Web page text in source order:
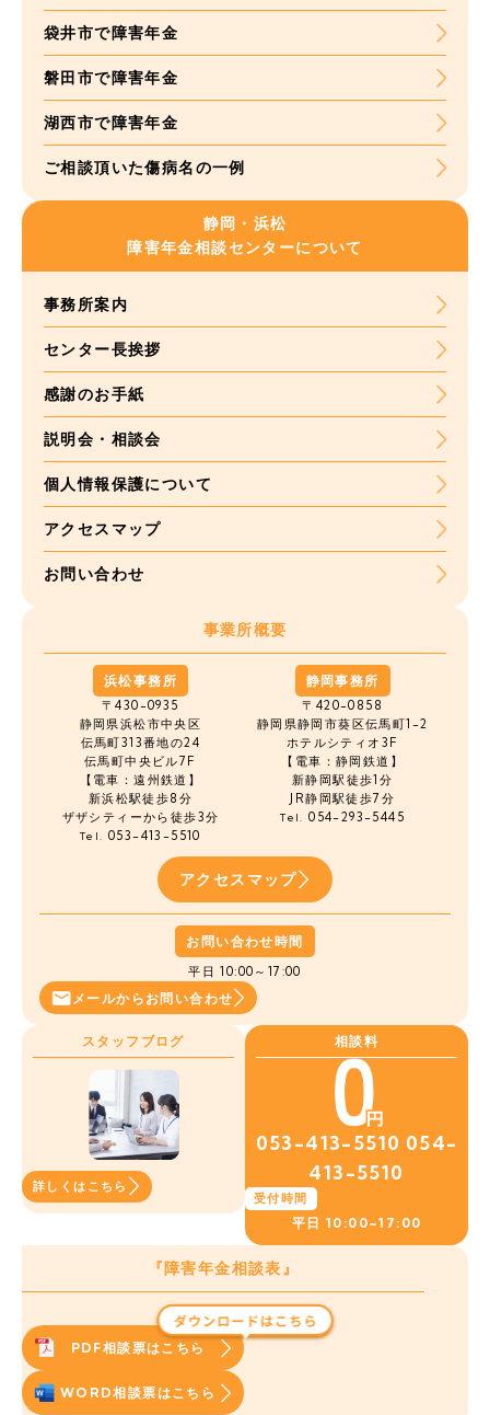
袋井市で障害年金
磐田市で障害年金
湖西市で障害年金
ご相談頂いた傷病名の一例
静岡・浜松
障害年金相談センターについて
事務所案内
センター長挨拶
感謝のお手紙
説明会・相談会
個人情報保護について
アクセスマップ
お問い合わせ
事業所概要
浜松事務所
〒430-0935
静岡県浜松市中央区
伝馬町313番地の24
伝馬町中央ビル7F
【電車：遠州鉄道】
新浜松駅徒歩8分
ザザシティーから徒歩3分
Tel. 053-413-5510
静岡事務所
〒420-0858
静岡県静岡市葵区伝馬町1-2
ホテルシティオ3F
【電車：静岡鉄道】
新静岡駅徒歩1分
JR静岡駅徒歩7分
Tel. 054-293-5445
アクセスマップ
お問い合わせ時間
平日 10:00～17:00
メールから お問い合わせ
スタッフブログ
詳しくはこちら
相談料
053-413-5510 054-
413-5510
受付時間
平日 10:00~17:00
『障害年金相談表』
PDF相談票はこちら
WORD相談票はこちら